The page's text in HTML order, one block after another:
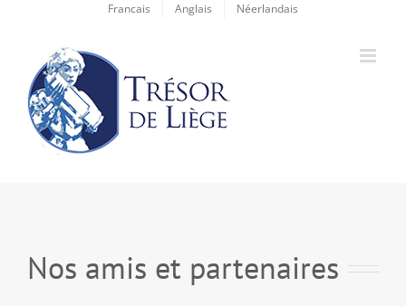
contenu
Francais Anglais Néerlandais
Nos amis et partenaires